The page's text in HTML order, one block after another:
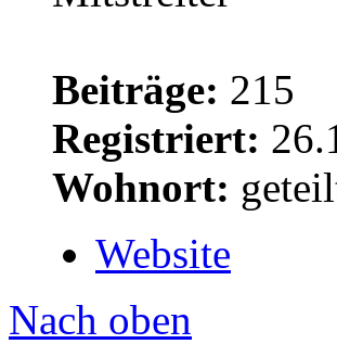
Beiträge: 215
Registriert:
Wohnort:
Website
Nach oben